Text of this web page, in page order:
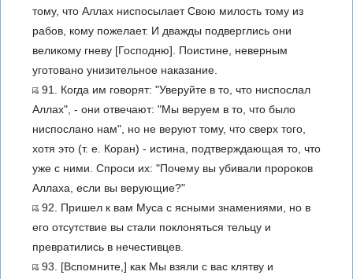
тому, что Аллах ниспосылает Свою милость тому из
рабов, кому пожелает. И дважды подверглись они
великому гневу [Господню]. Поистине, неверным
уготовано унизительное наказание.
91. Когда им говорят: "Уверуйте в то, что ниспослал
Аллах", - они отвечают: "Мы веруем в то, что было
ниспослано нам", но не веруют тому, что сверх того,
хотя это (т. е. Коран) - истина, подтверждающая то, что
уже с ними. Спроси их: "Почему вы убивали пророков
Аллаха, если вы верующие?"
92. Пришел к вам Муса с ясными знамениями, но в
его отсутствие вы стали поклоняться тельцу и
превратились в нечестивцев.
93. [Вспомните,] как Мы взяли с вас клятву и